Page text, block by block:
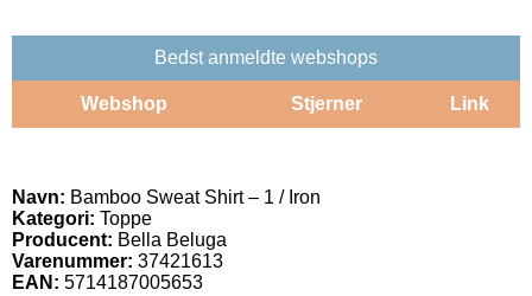
Bedst anmeldte webshops
Webshop Stjerner Link
Navn: Bamboo Sweat Shirt – 1 / Iron
Kategori: Toppe
Producent: Bella Beluga
Varenummer: 37421613
EAN: 5714187005653